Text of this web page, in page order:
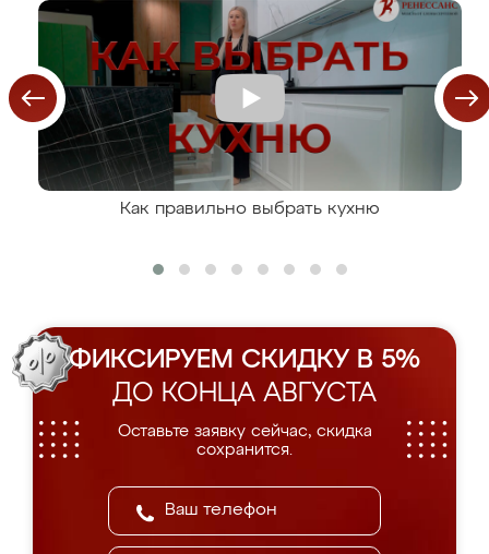
Как правильно выбрать кухню
ФИКСИРУЕМ СКИДКУ В 5%
ДО КОНЦА АВГУСТА
Оставьте заявку сейчас, скидка
сохранится.